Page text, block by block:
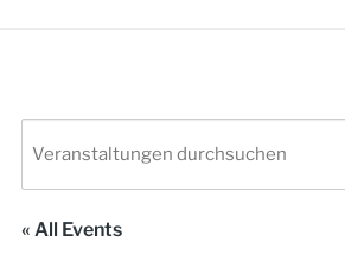
« All Events